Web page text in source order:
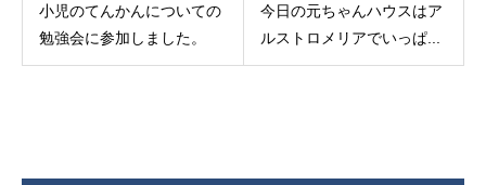
小児のてんかんについての
勉強会に参加しました。
今日の元ちゃんハウスはア
ルストロメリアでいっぱ...